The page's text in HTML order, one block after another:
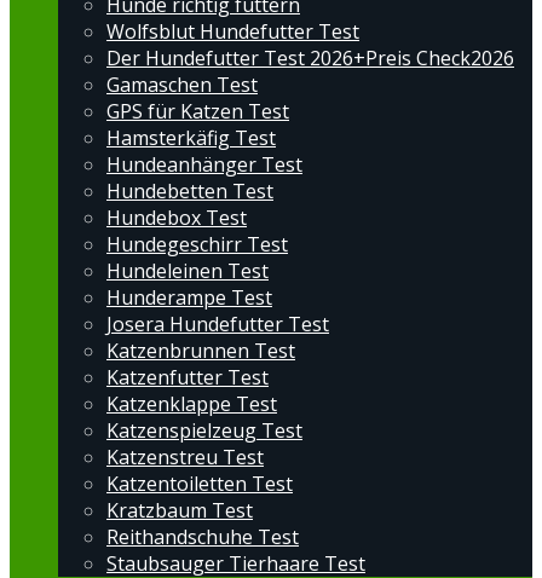
Wolfsblut Hundefutter Test
Der Hundefutter Test 2026+Preis Check2026
Gamaschen Test
GPS für Katzen Test
Hamsterkäfig Test
Hundeanhänger Test
Hundebetten Test
Hundebox Test
Hundegeschirr Test
Hundeleinen Test
Hunderampe Test
Josera Hundefutter Test
Katzenbrunnen Test
Katzenfutter Test
Katzenklappe Test
Katzenspielzeug Test
Katzenstreu Test
Katzentoiletten Test
Kratzbaum Test
Reithandschuhe Test
Staubsauger Tierhaare Test